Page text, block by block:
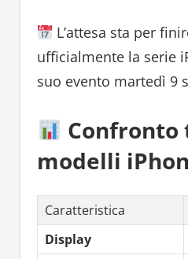
L’attesa sta per
ufficialmente la serie
suo evento martedì 9
Confronto
modelli
Caratteristica
Display